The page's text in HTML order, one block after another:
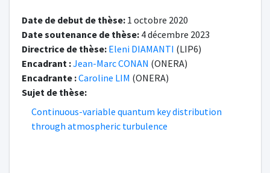
Date de debut de thèse: 1 octobre 2020
Date soutenance de thèse: 4 décembre 2023
Directrice de thèse: Eleni DIAMANTI (LIP6)
Encadrant :Jean-Marc CONAN (ONERA)
Encadrante :Caroline LIM (ONERA)
Sujet de thèse:
Continuous-variable quantum key distribution
through atmospheric turbulence